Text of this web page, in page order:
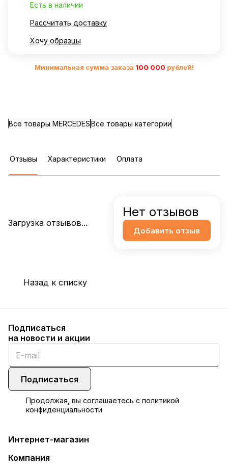
Есть в наличии
Рассчитать доставку
Хочу образцы
Минимальная сумма заказа 100 000 рублей!
Все товары MERCEDESВсе товары категории
Отзывы Характеристики Оплата
Загрузка отзывов...
Нет отзывов
Добавить отзыв
Назад к списку
Подписаться
на новости и акции
Подписаться
Продолжая, вы соглашаетесь с политикой
конфиденциальности
Интернет-магазин
Компания